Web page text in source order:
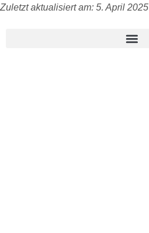
Zuletzt aktualisiert am: 5. April 2025